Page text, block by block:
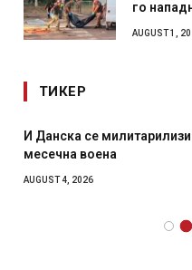
го
AUGUST 1,
ТИКЕР
И Данска се
месечна воена
AUGUST 4, 2026